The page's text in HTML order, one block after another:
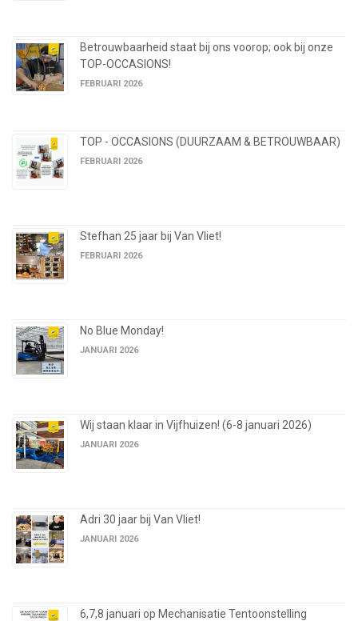
Betrouwbaarheid staat bij ons voorop; ook bij onze
TOP-OCCASIONS!
FEBRUARI 2026
TOP - OCCASIONS (DUURZAAM & BETROUWBAAR)
FEBRUARI 2026
Stefhan 25 jaar bij Van Vliet!
FEBRUARI 2026
No Blue Monday!
JANUARI 2026
Wij staan klaar in Vijfhuizen! (6-8 januari 2026)
JANUARI 2026
Adri 30 jaar bij Van Vliet!
JANUARI 2026
6,7,8 januari op Mechanisatie Tentoonstelling